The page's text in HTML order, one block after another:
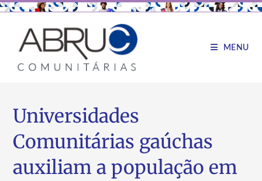
MENU
Universidades
Comunitárias gaúchas
auxiliam a população em